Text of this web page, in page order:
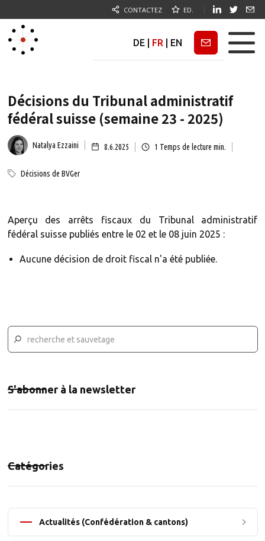
CONTACTEZ ED.
DE FR EN Newsletter
Décisions du Tribunal administratif
fédéral suisse (semaine 23 - 2025)
Natalya Ezzaini 8.6.2025 1 Temps de lecture min.
Décisions de BVGer
Aperçu des arrêts fiscaux du Tribunal administratif
fédéral suisse publiés entre le 02 et le 08 juin 2025 :
Aucune décision de droit fiscal n'a été publiée.
S'abonner à la newsletter
Catégories
Actualités (Confédération & cantons)